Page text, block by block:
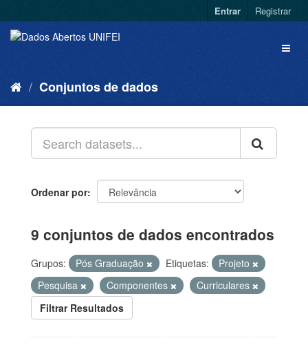
Entrar Registrar
Conjuntos de dados
Ordenar por
9 conjuntos de dados encontrados
Grupos: Pós Graduação Etiquetas:
Projeto
Pesquisa
Componentes
Curriculares
Filtrar Resultados